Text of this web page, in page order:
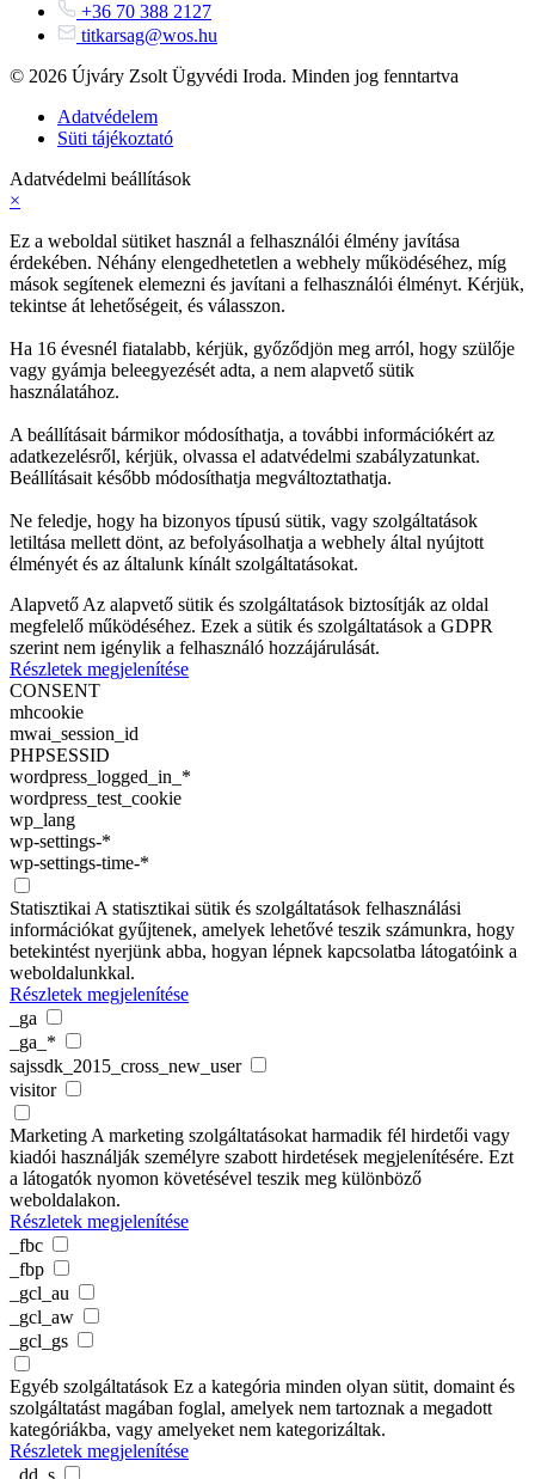
+36 70 388 2127
titkarsag@wos.hu
© 2026 Újváry Zsolt Ügyvédi Iroda. Minden jog fenntartva
Adatvédelem
Süti tájékoztató
Adatvédelmi beállítások
×
Ez a weboldal sütiket használ a felhasználói élmény javítása
érdekében. Néhány elengedhetetlen a webhely működéséhez, míg
mások segítenek elemezni és javítani a felhasználói élményt. Kérjük,
tekintse át lehetőségeit, és válasszon.
Ha 16 évesnél fiatalabb, kérjük, győződjön meg arról, hogy szülője
vagy gyámja beleegyezését adta, a nem alapvető sütik
használatához.
A beállításait bármikor módosíthatja, a további információkért az
adatkezelésről, kérjük, olvassa el adatvédelmi szabályzatunkat.
Beállításait később módosíthatja megváltoztathatja.
Ne feledje, hogy ha bizonyos típusú sütik, vagy szolgáltatások
letiltása mellett dönt, az befolyásolhatja a webhely által nyújtott
élményét és az általunk kínált szolgáltatásokat.
Alapvető Az alapvető sütik és szolgáltatások biztosítják az oldal
megfelelő működéséhez. Ezek a sütik és szolgáltatások a GDPR
szerint nem igénylik a felhasználó hozzájárulását.
Részletek megjelenítése
CONSENT
mhcookie
mwai_session_id
PHPSESSID
wordpress_logged_in_*
wordpress_test_cookie
wp_lang
wp-settings-*
wp-settings-time-*
Statisztikai A statisztikai sütik és szolgáltatások felhasználási
információkat gyűjtenek, amelyek lehetővé teszik számunkra, hogy
betekintést nyerjünk abba, hogyan lépnek kapcsolatba látogatóink a
weboldalunkkal.
Részletek megjelenítése
_ga
_ga_*
sajssdk_2015_cross_new_user
visitor
Marketing A marketing szolgáltatásokat harmadik fél hirdetői vagy
kiadói használják személyre szabott hirdetések megjelenítésére. Ezt
a látogatók nyomon követésével teszik meg különböző
weboldalakon.
Részletek megjelenítése
_fbc
_fbp
_gcl_au
_gcl_aw
_gcl_gs
Egyéb szolgáltatások Ez a kategória minden olyan sütit, domaint és
szolgáltatást magában foglal, amelyek nem tartoznak a megadott
kategóriákba, vagy amelyeket nem kategorizáltak.
Részletek megjelenítése